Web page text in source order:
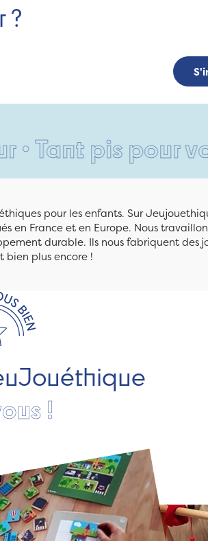
?
pis pour vos
pour les enfants. Sur
France et en Europe. Nous
durable. Ils nous fabriquent des
bien plus encore !
!